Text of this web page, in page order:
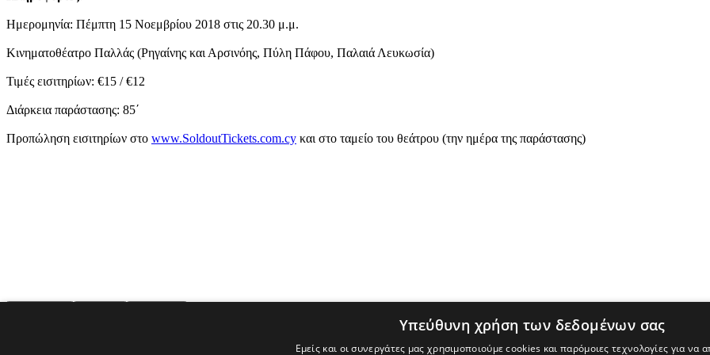
Ημερομηνία: Πέμπτη 15 Νοεμβρίου 2018 στις 20.30 μ.μ.
Κινηματοθέατρο Παλλάς (Ρηγαίνης και Αρσινόης, Πύλη Πάφου, Παλαιά Λευκωσία)
Τιμές εισιτηρίων: €15 / €12
Διάρκεια παράστασης: 85΄
Προπώληση εισιτηρίων στο www.SoldoutTickets.com.cy και στο ταμείο του θεάτρου (την ημέρα της παράστασης)
Υπεύθυνη χρήση των δεδομένων σας
Εμείς και οι συνεργάτες μας χρησιμοποιούμε cookies και παρόμοιες τεχνολογίες για να